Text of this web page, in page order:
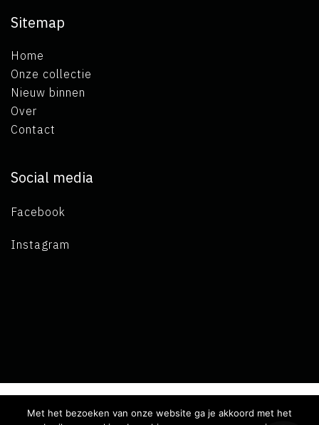
Sitemap
Home
Onze collectie
Nieuw binnen
Over
Contact
Social media
Facebook
Instagram
Copyright 2019 L.A. de Visser -Algemene voorwaarden-
Met het bezoeken van onze website ga je akkoord met het